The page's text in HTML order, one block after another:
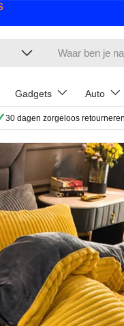
Gadgets Auto
30 dagen zorgeloos retourneren